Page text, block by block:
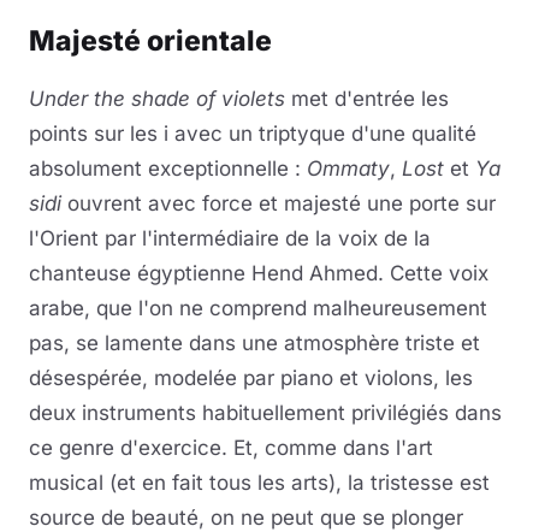
Majesté orientale
Under the shade of violets met d'entrée les
points sur les i avec un triptyque d'une qualité
absolument exceptionnelle : Ommaty, Lost et Ya
sidiouvrent avec force et majesté une porte sur
l'Orient par l'intermédiaire de la voix de la
chanteuse égyptienne Hend Ahmed. Cette voix
arabe, que l'on ne comprend malheureusement
pas, se lamente dans une atmosphère triste et
désespérée, modelée par piano et violons, les
deux instruments habituellement privilégiés dans
ce genre d'exercice. Et, comme dans l'art
musical (et en fait tous les arts), la tristesse est
source de beauté, on ne peut que se plonger